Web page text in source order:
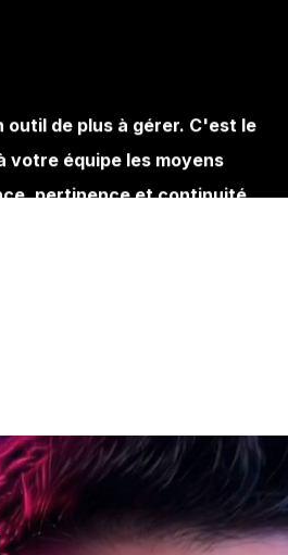
outil de plus à gérer. C'est le
votre équipe les moyens
pertinence et continuité.
mettre en place
à votre
?